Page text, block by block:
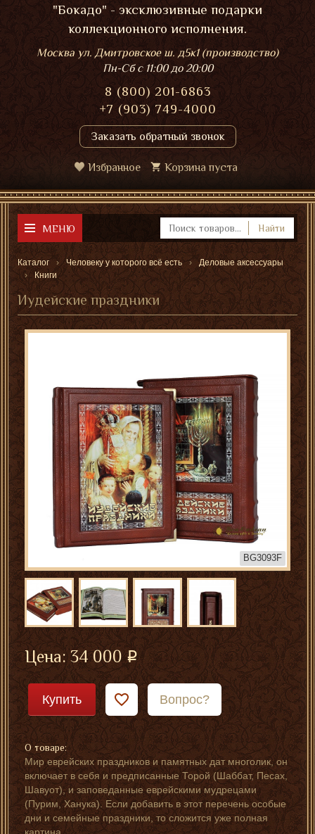
"Бокадо" - эксклюзивные подарки
коллекционного исполнения.
Москва ул. Дмитровское ш. д5к1 (производство)
Пн-Сбс 11:00 до 20:00
8 (800) 201-6863
+7 (903) 749-4000
Заказать обратный звонок
Избранное Корзина пуста
МЕНЮ Найти
Каталог Человеку у которого всё есть
Деловые аксессуары
Книги
Иудейские праздники
BG3093F
Цена:34 000
Купить Вопрос?
О товаре:
Мир еврейских праздников и памятных дат многолик, он
включает в себя и предписанные Торой (Шаббат, Песах,
Шавуот), и заповеданные еврейскими мудрецами
(Пурим, Ханука). Если добавить в этот перечень особые
дни и семейные праздники, то сложится уже полная